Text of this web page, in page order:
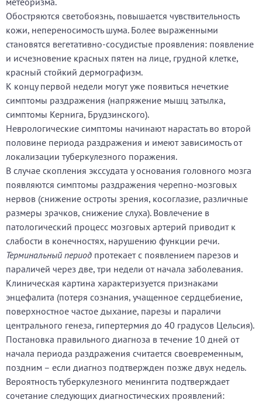
Обостряются светобоязнь, повышается чувствительность
кожи, непереносимость шума. Более выраженными
становятся вегетативно-сосудистые проявления: появление
и исчезновение красных пятен на лице, грудной клетке,
красный стойкий дермографизм.
К концу первой недели могут уже появиться нечеткие
симптомы раздражения (напряжение мышц затылка,
симптомы Кернига, Брудзинского).
Неврологические симптомы начинают нарастать во второй
половине периода раздражения и имеют зависимость от
локализации туберкулезного поражения.
В случае скопления экссудата у основания головного мозга
появляются симптомы раздражения черепно-мозговых
нервов (снижение остроты зрения, косоглазие, различные
размеры зрачков, снижение слуха). Вовлечение в
патологический процесс мозговых артерий приводит к
слабости в конечностях, нарушению функции речи.
Терминальный период протекает с появлением парезов и
параличей через две, три недели от начала заболевания.
Клиническая картина характеризуется признаками
энцефалита (потеря сознания, учащенное сердцебиение,
поверхностное частое дыхание, парезы и параличи
центрального генеза, гипертермия до 40 градусов Цельсия).
Постановка правильного диагноза в течение 10 дней от
начала периода раздражения считается своевременным,
поздним – если диагноз подтвержден позже двух недель.
Вероятность туберкулезного менингита подтверждает
сочетание следующих диагностических проявлений: